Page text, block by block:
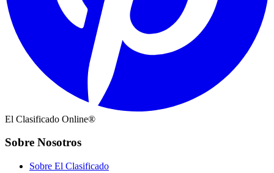
El Clasificado Online®
Sobre Nosotros
Sobre El Clasificado